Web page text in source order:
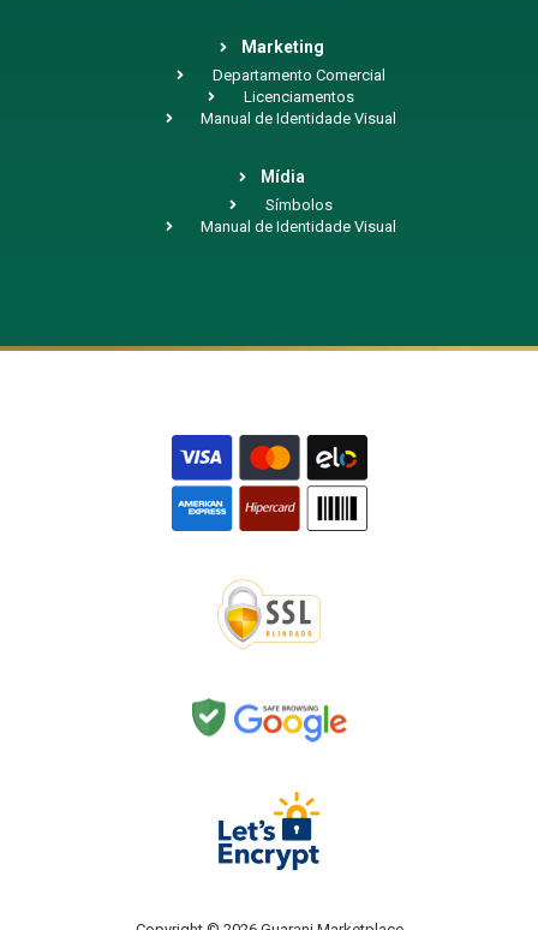
Marketing
Departamento Comercial
Licenciamentos
Manual de Identidade Visual
Mídia
Símbolos
Manual de Identidade Visual